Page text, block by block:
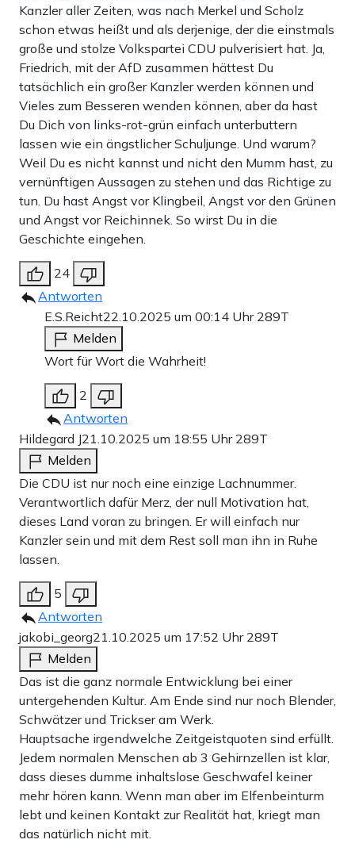
Kanzler aller Zeiten, was nach Merkel und Scholz
schon etwas heißt und als derjenige, der die einstmals
große und stolze Volkspartei CDU pulverisiert hat. Ja,
Friedrich, mit der AfD zusammen hättest Du
tatsächlich ein großer Kanzler werden können und
Vieles zum Besseren wenden können, aber da hast
Du Dich von links-rot-grün einfach unterbuttern
lassen wie ein ängstlicher Schuljunge. Und warum?
Weil Du es nicht kannst und nicht den Mumm hast, zu
vernünftigen Aussagen zu stehen und das Richtige zu
tun. Du hast Angst vor Klingbeil, Angst vor den Grünen
und Angst vor Reichinnek. So wirst Du in die
Geschichte eingehen.
24
Antworten
E.S.Reicht22.10.2025 um 00:14 Uhr 289T
Melden
Wort für Wort die Wahrheit!
2
Antworten
Hildegard J21.10.2025 um 18:55 Uhr 289T
Melden
Die CDU ist nur noch eine einzige Lachnummer.
Verantwortlich dafür Merz, der null Motivation hat,
dieses Land voran zu bringen. Er will einfach nur
Kanzler sein und mit dem Rest soll man ihn in Ruhe
lassen.
5
Antworten
jakobi_georg21.10.2025 um 17:52 Uhr 289T
Melden
Das ist die ganz normale Entwicklung bei einer
untergehenden Kultur. Am Ende sind nur noch Blender,
Schwätzer und Trickser am Werk.
Hauptsache irgendwelche Zeitgeistquoten sind erfüllt.
Jedem normalen Menschen ab 3 Gehirnzellen ist klar,
dass dieses dumme inhaltslose Geschwafel keiner
mehr hören kann. Wenn man aber im Elfenbeinturm
lebt und keinen Kontakt zur Realität hat, kriegt man
das natürlich nicht mit.